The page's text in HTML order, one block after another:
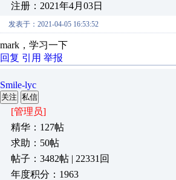
注册：2021年4月03日
发表于：2021-04-05 16:53:52
mark，学习一下
回复 引用 举报
Smile-lyc
关注 私信
[管理员]
精华：127帖
求助：50帖
帖子：3482帖 | 22331回
年度积分：1963